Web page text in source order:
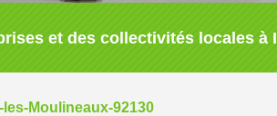
et des collectivités locales à
Moulineaux-92130